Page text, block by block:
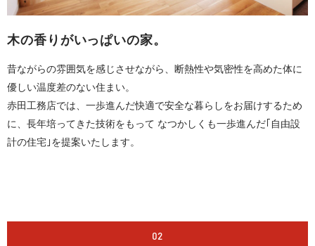
木の香りがいっぱいの家。
昔ながらの雰囲気を感じさせながら、断熱性や気密性を高めた体に
優しい温度差のない住まい。
赤田工務店では、一歩進んだ快適で安全な暮らしをお届けするため
に、長年培ってきた技術をもって なつかしくも一歩進んだ｢自由設
計の住宅｣を提案いたします。
02